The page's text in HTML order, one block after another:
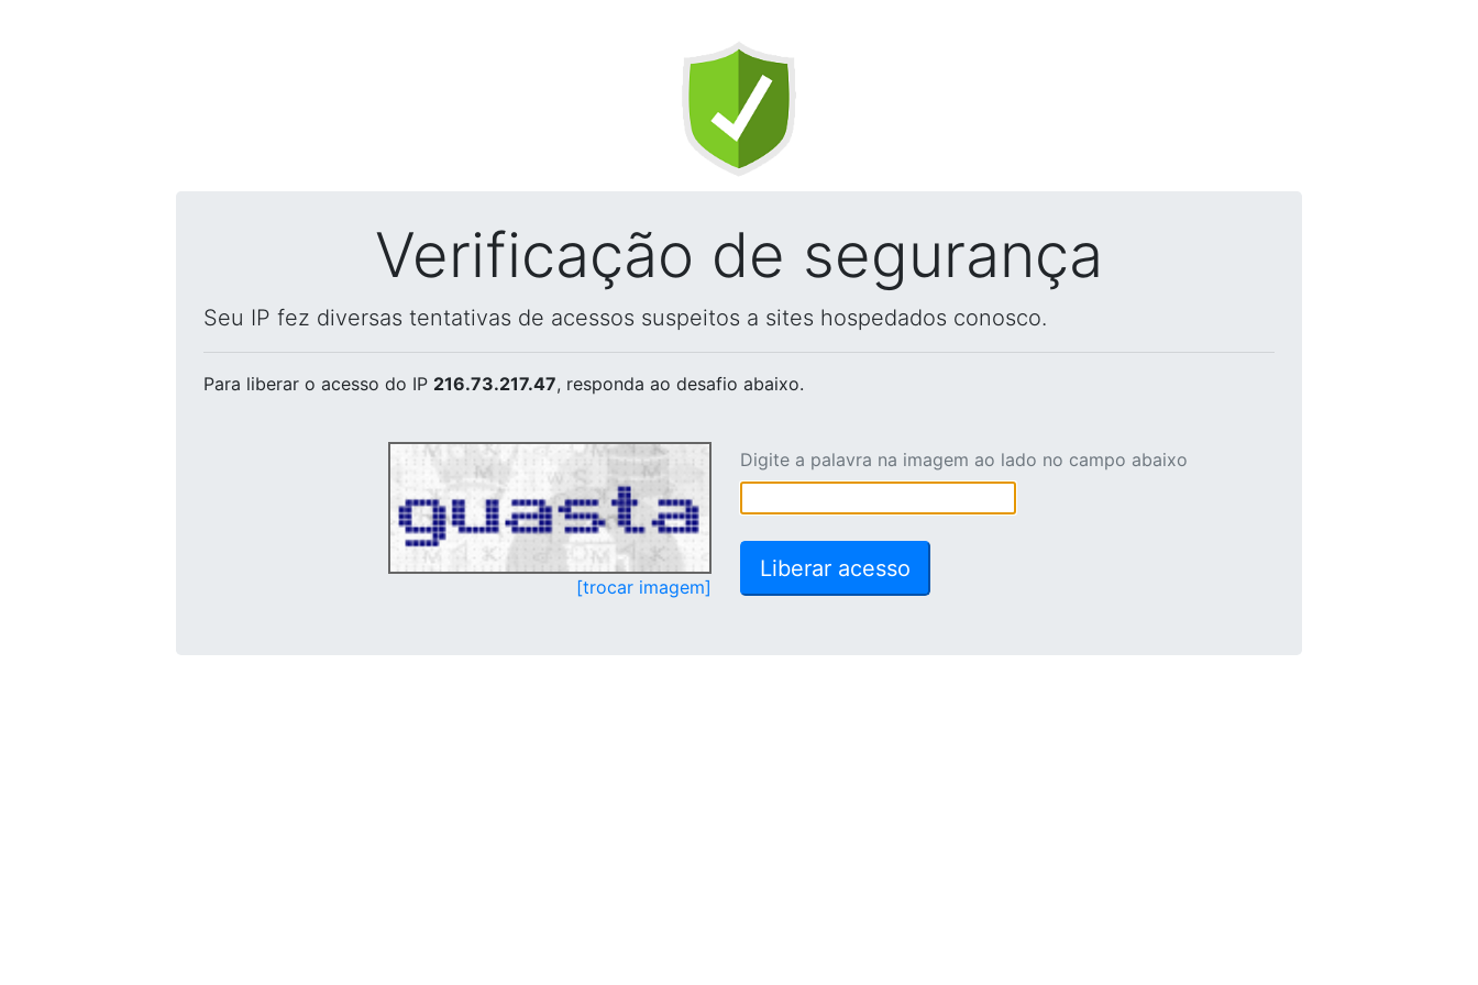
Verificação de segurança
Seu IP fez diversas tentativas de acessos suspeitos a sites hospedados conosco.
Para liberar o acesso do IP 216.73.217.47, responda ao desafio abaixo.
[trocar imagem]
Digite a palavra na imagem ao lado no campo abaixo